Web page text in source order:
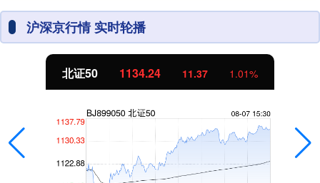
沪深京行情 实时轮播
北证50 1134.24 11.37 1.01%